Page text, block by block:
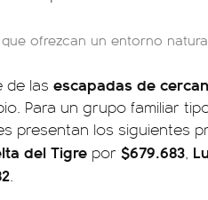
ofrezcan un entorno
de las escapadas de
Para un grupo familiar
presentan los siguientes
del Tigre por $679.683,
.